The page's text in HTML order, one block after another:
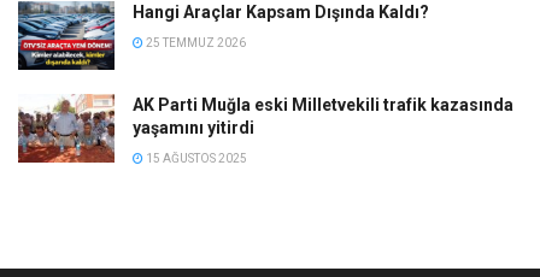
Hangi Araçlar Kapsam Dışında Kaldı?
25 TEMMUZ 2026
AK Parti Muğla eski Milletvekili trafik kazasında
yaşamını yitirdi
15 AĞUSTOS 2025